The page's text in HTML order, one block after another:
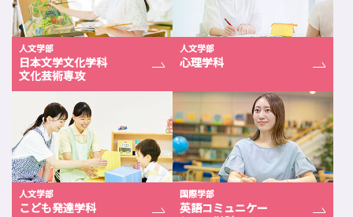
人文学部
日本文学文化学科
文化芸術専攻
人文学部
心理学科
人文学部
こども発達学科
国際学部
英語コミュニケー